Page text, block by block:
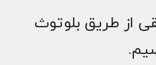
از طریق بلوتوث